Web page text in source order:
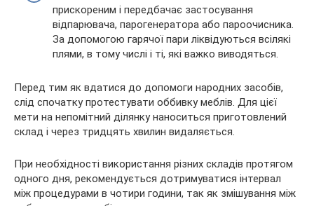
прискореним і передбачає застосування
відпарювача, парогенератора або пароочисника.
За допомогою гарячої пари ліквідуються всілякі
плями, в тому числі і ті, які важко виводяться.
Перед тим як вдатися до допомоги народних засобів,
слід спочатку протестувати оббивку меблів. Для цієї
мети на непомітний ділянку наноситься приготовлений
склад і через тридцять хвилин видаляється.
При необхідності використання різних складів протягом
одного дня, рекомендується дотримуватися інтервал
між процедурами в чотири години, так як змішування між